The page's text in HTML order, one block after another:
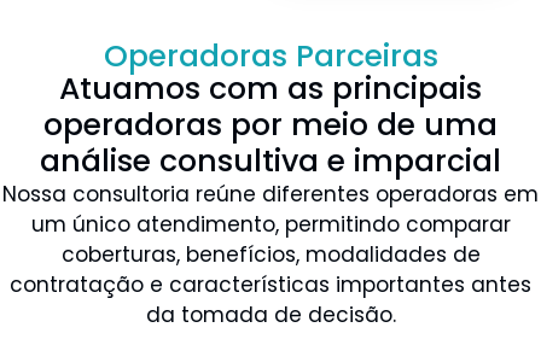
Operadoras Parceiras
Atuamos com as principais
operadoras por meio de uma
análise consultiva e imparcial
Nossa consultoria reúne diferentes operadoras em
um único atendimento, permitindo comparar
coberturas, benefícios, modalidades de
contratação e características importantes antes
da tomada de decisão.